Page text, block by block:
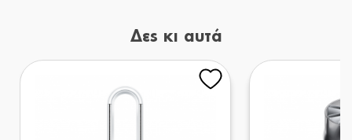
Δες κι αυτά